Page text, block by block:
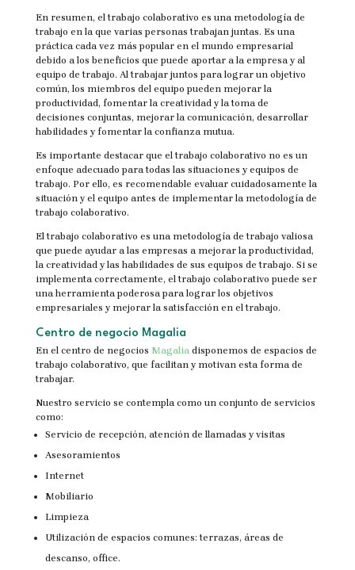
En resumen, el trabajo colaborativo es una metodología de
trabajo en la que varias personas trabajan juntas. Es una
práctica cada vez más popular en el mundo empresarial
debido a los beneficios que puede aportar a la empresa y al
equipo de trabajo. Al trabajar juntos para lograr un objetivo
común, los miembros del equipo pueden mejorar la
productividad, fomentar la creatividad y la toma de
decisiones conjuntas, mejorar la comunicación, desarrollar
habilidades y fomentar la confianza mutua.
Es importante destacar que el trabajo colaborativo no es un
enfoque adecuado para todas las situaciones y equipos de
trabajo. Por ello, es recomendable evaluar cuidadosamente la
situación y el equipo antes de implementar la metodología de
trabajo colaborativo.
El trabajo colaborativo es una metodología de trabajo valiosa
que puede ayudar a las empresas a mejorar la productividad,
la creatividad y las habilidades de sus equipos de trabajo. Si se
implementa correctamente, el trabajo colaborativo puede ser
una herramienta poderosa para lograr los objetivos
empresariales y mejorar la satisfacción en el trabajo.
Centro de negocio Magalia
En el centro de negocios Magalia disponemos de espacios de
trabajo colaborativo, que facilitan y motivan esta forma de
trabajar.
Nuestro servicio se contempla como un conjunto de servicios
como:
Servicio de recepción, atención de llamadas y visitas
Asesoramientos
Internet
Mobiliario
Limpieza
Utilización de espacios comunes: terrazas, áreas de
descanso, office.